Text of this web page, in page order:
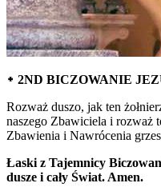
᛭ 2ND BICZOWANIE
Rozważ duszo, jak ten
naszego Zbawiciela i rozważ
Zbawienia i Nawrócenia
Łaski z Tajemnicy
dusze i cały Świat. Amen.